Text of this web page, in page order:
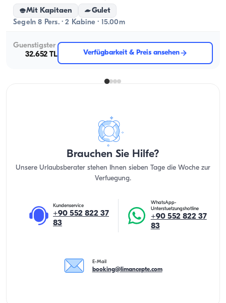
Mit Kapitaen
Gulet
Segeln 8 Pers. · 2 Kabine · 15.00m
Guenstigster
32.652 TL
Verfügbarkeit & Preis ansehen
Brauchen Sie Hilfe?
Unsere Urlaubsberater stehen Ihnen sieben Tage die Woche zur
Verfuegung.
Kundenservice
+90 552 822 37
83
WhatsApp-
Unterstuetzungshotline
+90 552 822 37
83
E-Mail
booking@limancepte.com